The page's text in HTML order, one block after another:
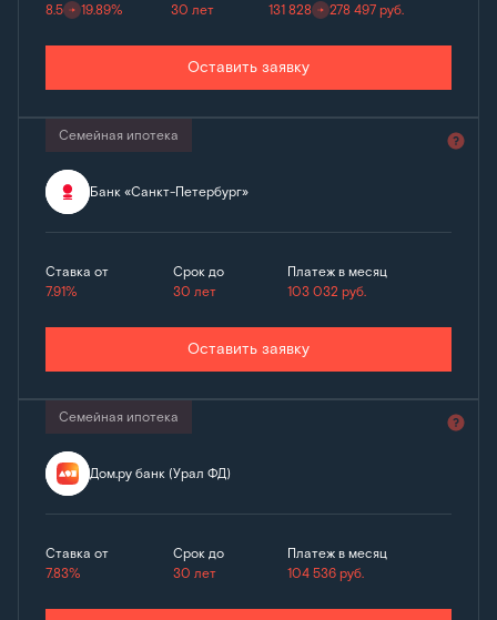
8.5 19.89% 30 лет 131 828 278 497руб.
Оставить заявку
Семейная ипотека
Банк «Санкт-Петербург»
Ставка от
7.91%
Срок до
30 лет
Платеж в месяц
103 032руб.
Оставить заявку
Семейная ипотека
Дом.ру банк (Урал ФД)
Ставка от
7.83%
Срок до
30 лет
Платеж в месяц
104 536руб.